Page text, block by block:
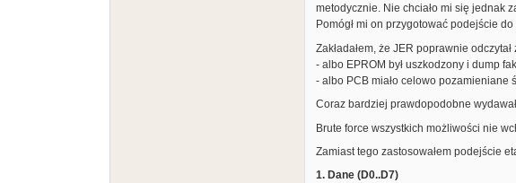
metodycznie. Nie chciało mi się jednak
Pomógł mi on przygotować podejście
Zakładałem, że JER poprawnie
- albo EPROM był uszkodzony i dump
- albo PCB miało celowo pozamieniane
Coraz bardziej prawdopodobne
Brute force wszystkich możliwości nie
Zamiast tego zastosowałem podejście
1. Dane (D0..D7)